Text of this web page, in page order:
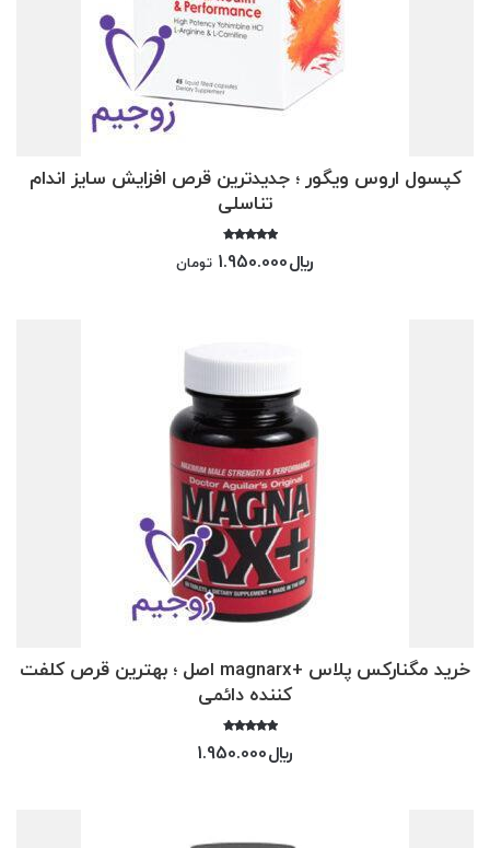
کپسول اروس ویگور ؛ جدیدترین قرص افزایش سایز اندام
تناسلی
امتیاز
4.00
﷼1.950.000 تومان
خرید مگنارکس پلاس +magnarx اصل ؛ بهترین قرص کلفت
کننده دائمی
4.00 ﷼1.950.000